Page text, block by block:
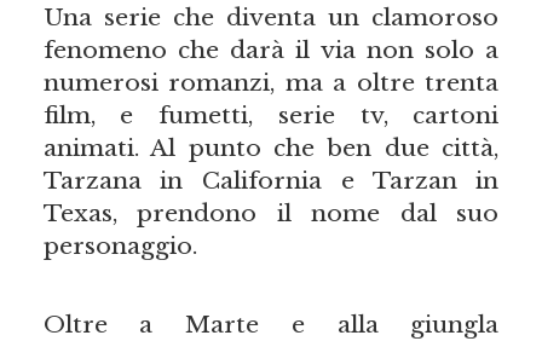
Una serie che diventa un clamoroso
fenomeno che darà il via non solo a
numerosi romanzi, ma a oltre trenta
film, e fumetti, serie tv, cartoni
animati. Al punto che ben due città,
Tarzana in California e Tarzan in
Texas, prendono il nome dal suo
personaggio.
Oltre a Marte e alla giungla